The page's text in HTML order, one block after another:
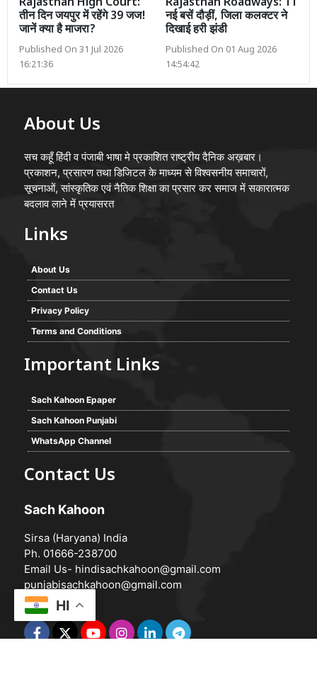
Rajasthan High Court:
तीन दिन जयपुर में रहेंगे 39 जज!
जानें क्या है माजरा?
Published On 31 Jul 2026
16:21:36
Rajasthan Roadways: 11
नई बसें दौड़ीं, जिला कलक्टर ने
दिखाई हरी झंडी
Published On 01 Aug 2026
14:54:42
About Us
सच कहूँ हिंदी व पंजाबी भाषा मे प्रकाशित राष्ट्रीय दैनिक अख़बार।
प्रकाशन, प्रसारण तथा डिजिटल के माध्यम से विश्वसनीय समाचारों,
सूचनाओं, सांस्कृतिक एवं नैतिक शिक्षा का प्रसार कर समाज में सकारात्मक
बदलाव लाने में प्रयासरत
Links
About Us
Contact Us
Privacy Policy
Terms and Conditions
Important Links
Sach Kahoon Epaper
Sach Kahoon Punjabi
WhatsApp Channel
Contact Us
Sach Kahoon
Sirsa (Haryana) India
Ph. 01666-238700
Email Us- hindisachkahoon@gmail.com
punjabisachkahoon@gmail.com
HI